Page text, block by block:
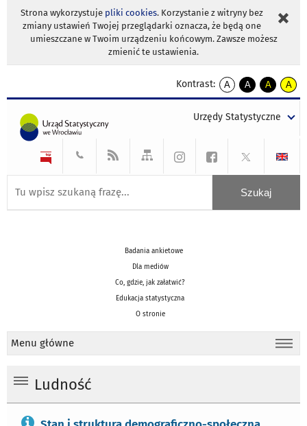
Strona wykorzystuje pliki cookies. Korzystanie z witryny bez
zmiany ustawień Twojej przeglądarki oznacza, że będą one
umieszczane w Twoim urządzeniu końcowym. Zawsze możesz
zmienić te ustawienia.
Kontrast:
A
kontrast
A
kontrast
tekst
czarnym
A
kontrast
tekst
czarnym
A
tekst
żółtym
Urzędy Statystyczne
Badania ankietowe
Dla mediów
Co, gdzie, jak załatwić?
Edukacja statystyczna
O stronie
Menu główne
Ludność